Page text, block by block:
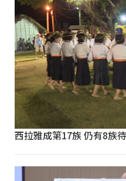
西拉雅成第17族 仍有8族